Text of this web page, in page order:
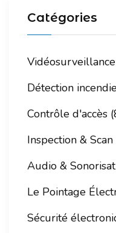
Catégories
Détection
Contrôle d'accès
Inspection & Scan
Audio &
Le Pointage
Sécurité